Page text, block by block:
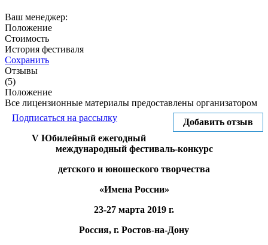
Ваш менеджер:
Положение
Стоимость
История фестиваля
Сохранить
Отзывы
(5)
Положение
Все лицензионные материалы предоставлены организатором
Добавить отзыв
Подписаться на рассылку
V Юбилейный ежегодный
международный фестиваль-конкурс
детского и юношеского творчества
«Имена России»
23-27 марта 2019 г.
Россия, г. Ростов-на-Дону